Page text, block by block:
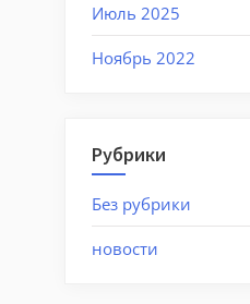
Июль 2025
Ноябрь 2022
Рубрики
Без рубрики
новости